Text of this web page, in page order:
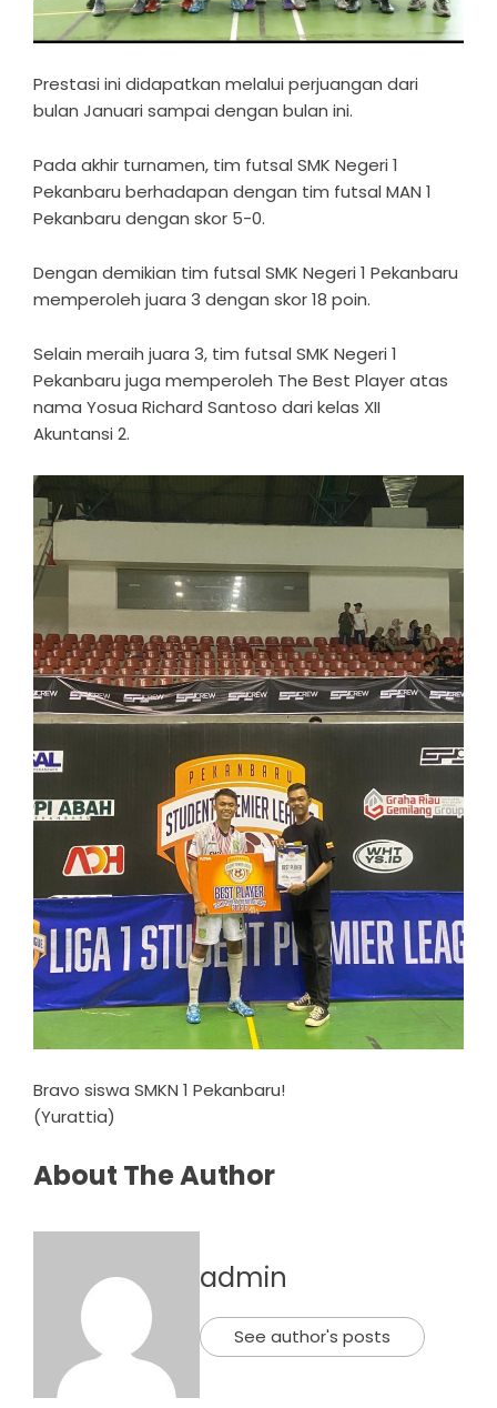
Prestasi ini didapatkan melalui perjuangan dari
bulan Januari sampai dengan bulan ini.
Pada akhir turnamen, tim futsal SMK Negeri 1
Pekanbaru berhadapan dengan tim futsal MAN 1
Pekanbaru dengan skor 5-0.
Dengan demikian tim futsal SMK Negeri 1 Pekanbaru
memperoleh juara 3 dengan skor 18 poin.
Selain meraih juara 3, tim futsal SMK Negeri 1
Pekanbaru juga memperoleh The Best Player atas
nama Yosua Richard Santoso dari kelas XII
Akuntansi 2.
Bravo siswa SMKN 1 Pekanbaru!
(Yurattia)
About The Author
admin
See author's posts